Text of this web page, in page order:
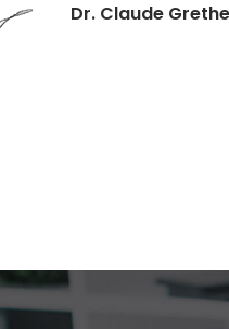
Dr. Claude